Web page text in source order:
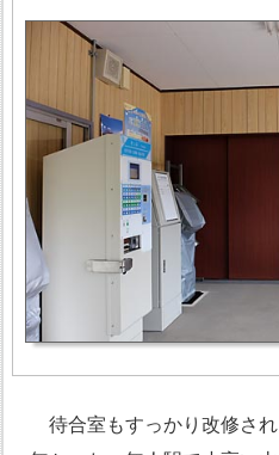
待合室もすっかり改修さ